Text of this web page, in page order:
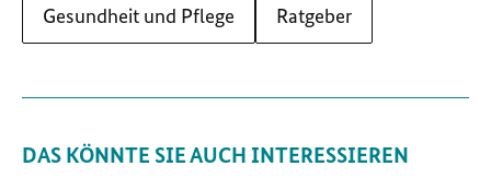
Gesundheit und Pflege Ratgeber
DAS KÖNNTE SIE AUCH INTERESSIEREN